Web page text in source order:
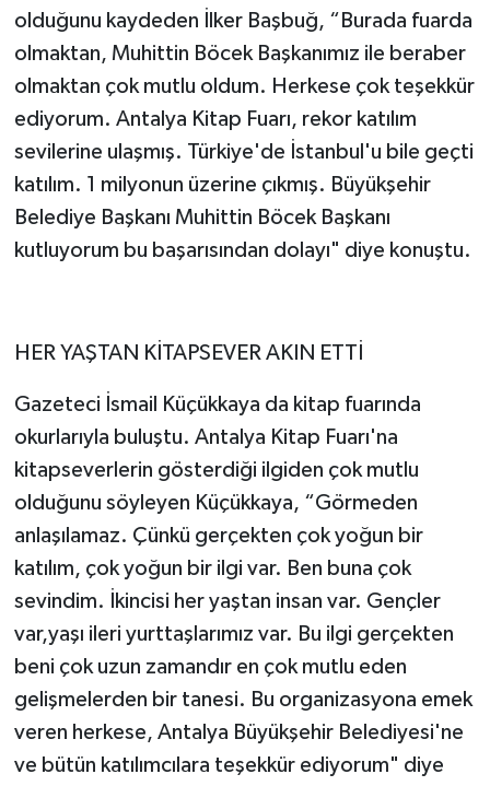
olduğunu kaydeden İlker Başbuğ, “Burada fuarda
olmaktan, Muhittin Böcek Başkanımız ile beraber
olmaktan çok mutlu oldum. Herkese çok teşekkür
ediyorum. Antalya Kitap Fuarı, rekor katılım
sevilerine ulaşmış. Türkiye'de İstanbul'u bile geçti
katılım. 1 milyonun üzerine çıkmış. Büyükşehir
Belediye Başkanı Muhittin Böcek Başkanı
kutluyorum bu başarısından dolayı" diye konuştu.
HER YAŞTAN KİTAPSEVER AKIN ETTİ
Gazeteci İsmail Küçükkaya da kitap fuarında
okurlarıyla buluştu. Antalya Kitap Fuarı'na
kitapseverlerin gösterdiği ilgiden çok mutlu
olduğunu söyleyen Küçükkaya, “Görmeden
anlaşılamaz. Çünkü gerçekten çok yoğun bir
katılım, çok yoğun bir ilgi var. Ben buna çok
sevindim. İkincisi her yaştan insan var. Gençler
var,yaşı ileri yurttaşlarımız var. Bu ilgi gerçekten
beni çok uzun zamandır en çok mutlu eden
gelişmelerden bir tanesi. Bu organizasyona emek
veren herkese, Antalya Büyükşehir Belediyesi'ne
ve bütün katılımcılara teşekkür ediyorum" diye